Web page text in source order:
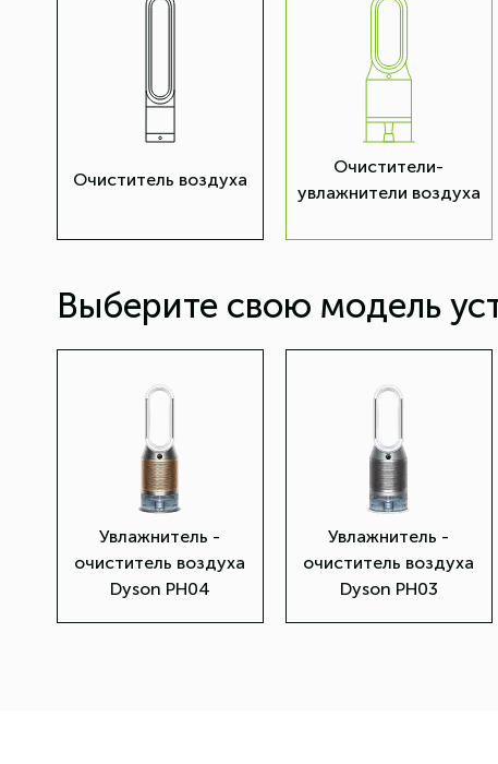
Очиститель воздуха
Очистители-
увлажнители воздуха
Выберите свою модель
Увлажнитель -
очиститель воздуха
Dyson PH04
Увлажнитель -
очиститель воздуха
Dyson PH03